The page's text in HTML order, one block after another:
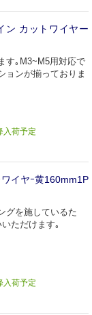
ン カットワイヤー
す｡M3~M5用対応で
ョンが揃っておりま
入荷予定
イヤｰ黄160mm1P
グを施しているた
ただけます｡
入荷予定